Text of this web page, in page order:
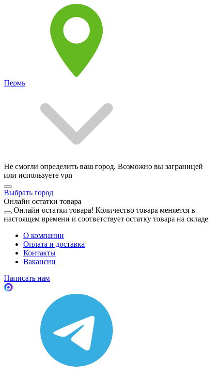
Пермь
Не смогли определить ваш город. Возможно вы заграницей
или используете vpn
Выбрать город
Онлайн остатки товара
Онлайн остатки товара! Количество товара меняется в
настоящем времени и соответствует остатку товара на складе
О компании
Оплата и доставка
Контакты
Вакансии
Написать нам